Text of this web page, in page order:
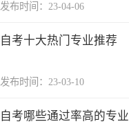
发布时间：23-04-06
自考十大热门专业推荐
发布时间：23-03-10
自考哪些通过率高的专业